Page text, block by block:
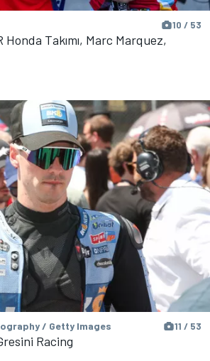
10 / 53
Honda Takımı, Marc Marquez,
/ Getty Images 11 / 53
Racing